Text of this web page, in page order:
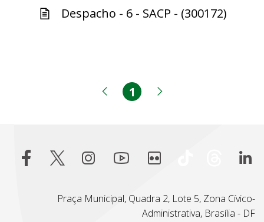
Despacho - 6 - SACP - (300172)
Página anterior
Página
1
Praça Municipal, Quadra 2, Lote 5, Zona Cívico-
Administrativa, Brasília - DF